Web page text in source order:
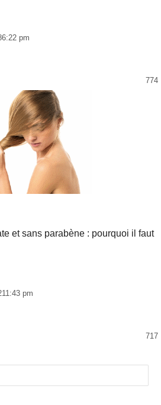
6:22 pm
774
et sans parabène : pourquoi il faut
11:43 pm
717